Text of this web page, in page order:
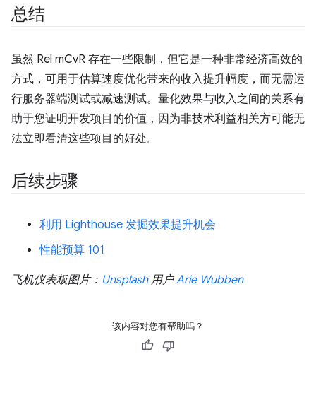
总结
虽然 Rel mCvR 存在一些限制，但它是一种非常经济高效的
方式，可用于估算速度优化带来的收入提升幅度，而无需运
行服务器端测试或减速测试。量化效果与收入之间的关系有
助于您证明开发项目的价值，因为非技术利益相关方可能无
法立即看清这些项目的好处。
后续步骤
利用 Lighthouse 发掘效果提升机会
性能预算 101
飞机仪表板图片： Unsplash用户Arie Wubben
该内容对您有帮助吗？